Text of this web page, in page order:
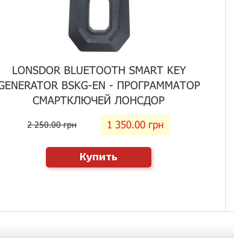
LONSDOR BLUETOOTH SMART KEY
BSKG-EN - ПРОГРАММАТОР
СМАРТКЛЮЧЕЙ ЛОНСДОР
2 250.00 грн 1 350.00 грн
Купить